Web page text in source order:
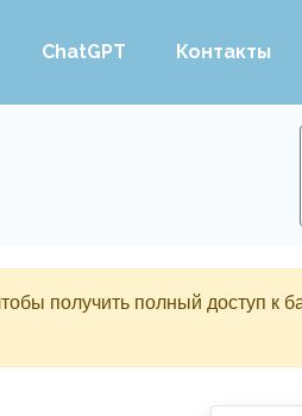
ChatGPT Контакты
получить полный доступ к